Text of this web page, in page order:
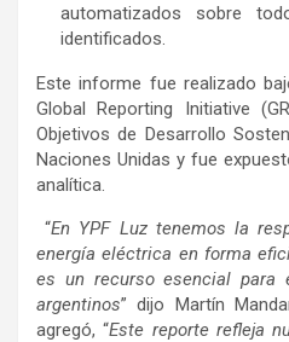
automatizados sobre
identificados.
Este informe fue realizado
Global Reporting Initiative
Objetivos de Desarrollo
Naciones Unidas y fue
analítica.
“En YPF Luz tenemos la
energía eléctrica en forma
es un recurso esencial para
argentinos” dijo Martín
agregó, “Este reporte refleja